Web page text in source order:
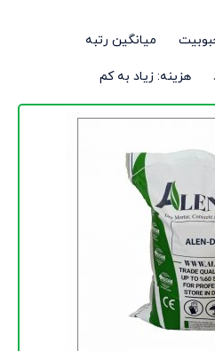
میانگین رتبه
هزینه: زیاد به کم